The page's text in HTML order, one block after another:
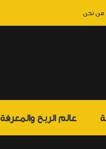
من نحن
عالم الربح والمعرفة